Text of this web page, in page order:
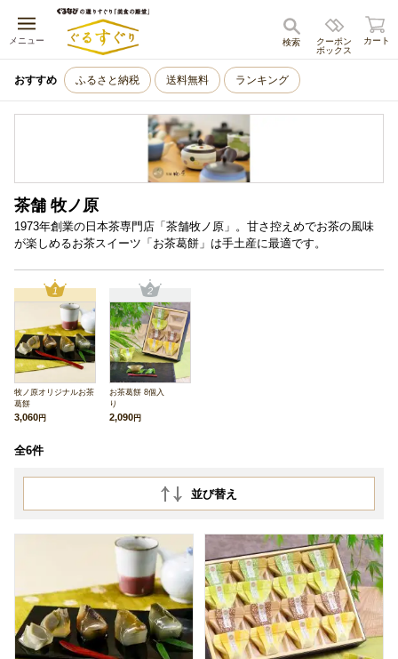
メニュー
キャンセル
クーポン
ボックス
検索 カート
おすすめ ふるさと納税 送料無料 ランキング
茶舗 牧ノ原
1973年創業の日本茶専門店「茶舗牧ノ原」。甘さ控えめでお茶の風味
が楽しめるお茶スイーツ「お茶葛餅」は手土産に最適です。
1
牧ノ原オリジナルお茶
葛餅
3,060 円
2
お茶葛餅 8個入
り
2,090円
全6件
並び替え